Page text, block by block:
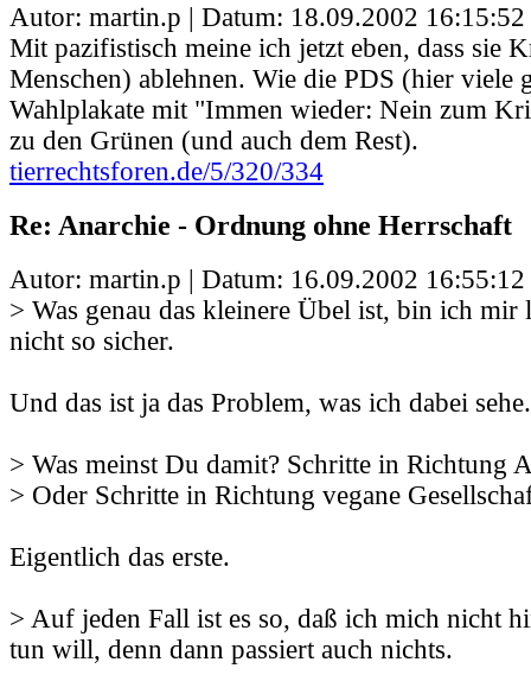
Autor: martin.p | Datum: 18.09.2002 16:15:52
Mit pazifistisch meine ich jetzt eben, dass sie
Menschen) ablehnen. Wie die PDS (hier viele
Wahlplakate mit "Immen wieder: Nein zum
zu den Grünen (und auch dem Rest).
tierrechtsforen.de/5/320/334
Re: Anarchie - Ordnung ohne Herrschaft
Autor: martin.p | Datum: 16.09.2002 16:55:12
> Was genau das kleinere Übel ist, bin ich mir
nicht so sicher.
Und das ist ja das Problem, was ich dabei sehe.
> Was meinst Du damit? Schritte in Richtung
> Oder Schritte in Richtung vegane
Eigentlich das erste.
> Auf jeden Fall ist es so, daß ich mich nicht
tun will, denn dann passiert auch nichts.